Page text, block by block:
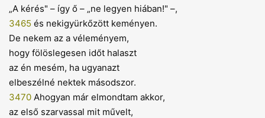
„A kérés" – így ő – „ne legyen hiában!" –,
3465 és nekigyürkőzött keményen.
De nekem az a véleményem,
hogy fölöslegesen időt halaszt
az én mesém, ha ugyanazt
elbeszélné nektek másodszor.
3470 Ahogyan már elmondtam akkor,
az első szarvassal mit művelt,